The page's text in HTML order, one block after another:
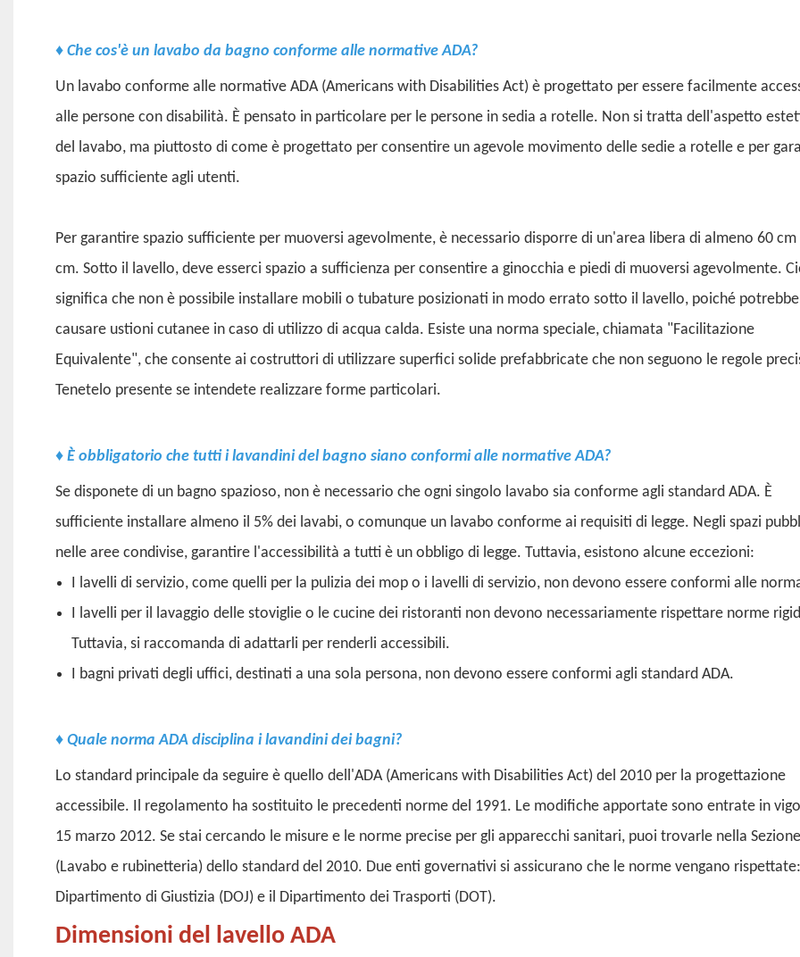
♦ Che cos'è un lavabo da bagno conforme alle normative ADA?
Un lavabo conforme alle normative ADA (Americans with Disabilities Act) è progettato per essere facilmente
alle persone con disabilità. È pensato in particolare per le persone in sedia a rotelle. Non si tratta dell'aspetto
del lavabo, ma piuttosto di come è progettato per consentire un agevole movimento delle sedie a rotelle e per
spazio sufficiente agli utenti.
Per garantire spazio sufficiente per muoversi agevolmente, è necessario disporre di un'area libera di almeno 60 cm
cm. Sotto il lavello, deve esserci spazio a sufficienza per consentire a ginocchia e piedi di muoversi agevolmente.
significa che non è possibile installare mobili o tubature posizionati in modo errato sotto il lavello, poiché
causare ustioni cutanee in caso di utilizzo di acqua calda. Esiste una norma speciale, chiamata "Facilitazione
Equivalente", che consente ai costruttori di utilizzare superfici solide prefabbricate che non seguono le regole
Tenetelo presente se intendete realizzare forme particolari.
♦ È obbligatorio che tutti i lavandini del bagno siano conformi alle normative ADA?
Se disponete di un bagno spazioso, non è necessario che ogni singolo lavabo sia conforme agli standard ADA. È
sufficiente installare almeno il 5% dei lavabi, o comunque un lavabo conforme ai requisiti di legge. Negli spazi
nelle aree condivise, garantire l'accessibilità a tutti è un obbligo di legge. Tuttavia, esistono alcune eccezioni:
I lavelli di servizio, come quelli per la pulizia dei mop o i lavelli di servizio, non devono essere conformi alle
I lavelli per il lavaggio delle stoviglie o le cucine dei ristoranti non devono necessariamente rispettare norme
Tuttavia, si raccomanda di adattarli per renderli accessibili.
I bagni privati ​​degli uffici, destinati a una sola persona, non devono essere conformi agli standard ADA.
♦ Quale norma ADA disciplina i lavandini dei bagni?
Lo standard principale da seguire è quello dell'ADA (Americans with Disabilities Act) del 2010 per la progettazione
accessibile. Il regolamento ha sostituito le precedenti norme del 1991. Le modifiche apportate sono entrate in
15 marzo 2012. Se stai cercando le misure e le norme precise per gli apparecchi sanitari, puoi trovarle nella
(Lavabo e rubinetteria) dello standard del 2010. Due enti governativi si assicurano che le norme vengano rispettate:
Dipartimento di Giustizia (DOJ) e il Dipartimento dei Trasporti (DOT).
Dimensioni del lavello ADA